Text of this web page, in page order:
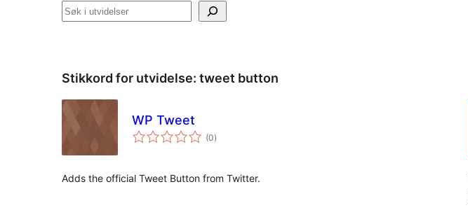
Søk
Stikkord for utvidelse: tweet button
WP Tweet
(0totale
vurderinger
)
Adds the official Tweet Button from Twitter.